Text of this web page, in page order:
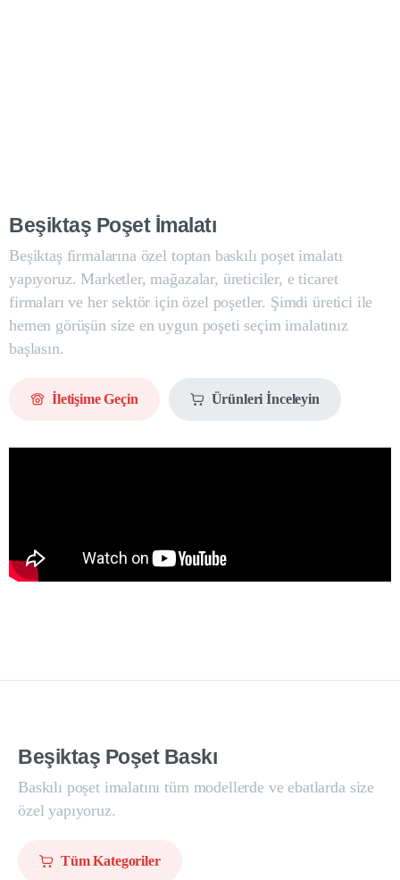
Beşiktaş Poşet İmalatı
Beşiktaş firmalarına özel toptan baskılı poşet imalatı
yapıyoruz. Marketler, mağazalar, üreticiler, e ticaret
firmaları ve her sektör için özel poşetler. Şimdi üretici ile
hemen görüşün size en uygun poşeti seçim imalatınız
başlasın.
İletişime Geçin Ürünleri İnceleyin
Beşiktaş Poşet Baskı
Baskılı poşet imalatını tüm modellerde ve ebatlarda size
özel yapıyoruz.
Tüm Kategoriler